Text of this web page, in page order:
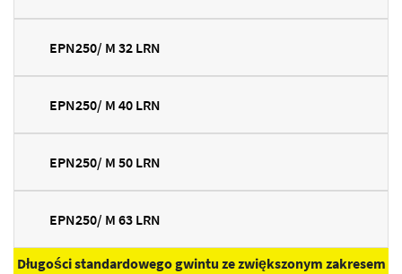
EPN250/ M 32 LRN
EPN250/ M 40 LRN
EPN250/ M 50 LRN
EPN250/ M 63 LRN
Długości standardowego gwintu ze zwiększonym zakresem